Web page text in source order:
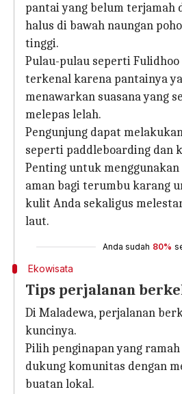
pantai yang belum terjamah
halus di bawah naungan
tinggi.
Pulau-pulau seperti
terkenal karena pantainya
menawarkan suasana yang
melepas lelah.
Pengunjung dapat
seperti paddleboarding dan
Penting untuk
aman bagi terumbu karang
kulit Anda sekaligus
laut.
Anda sudah 80%
Ekowisata
Tips perjalanan
Di Maladewa, perjalanan
kuncinya.
Pilih penginapan yang
dukung komunitas dengan
buatan lokal.